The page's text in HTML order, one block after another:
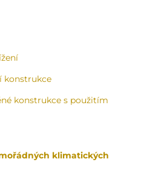
konstrukce
konstrukce s použitím
klimatických